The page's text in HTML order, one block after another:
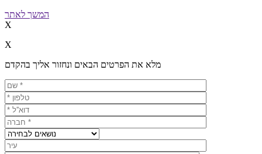
המשך לאתר
X
X
מלא את הפרטים הבאים ונחזור אליך בהקדם